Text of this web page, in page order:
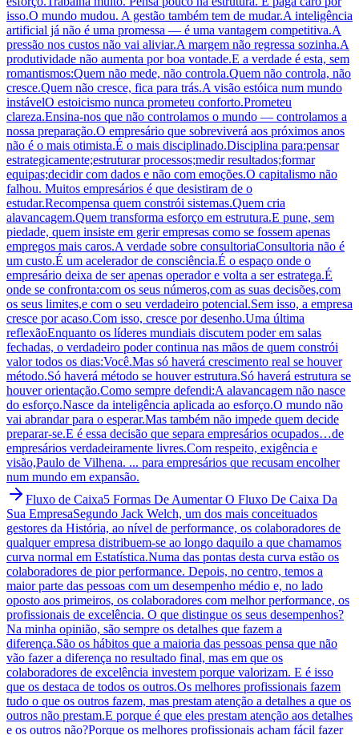
isso.O mundo mudou. A gestão também tem de mudar.A inteligência
artificial já não é uma promessa — é uma vantagem competitiva.A
pressão nos custos não vai aliviar.A margem não regressa sozinha.A
produtividade não aumenta por boa vontade.E a verdade é esta, sem
romantismos:Quem não mede, não controla.Quem não controla, não
cresce.Quem não cresce, fica para trás.A visão estóica num mundo
instávelO estoicismo nunca prometeu conforto.Prometeu
clareza.Ensina-nos que não controlamos o mundo — controlamos a
nossa preparação.O empresário que sobreviverá aos próximos anos
não é o mais otimista.É o mais disciplinado.Disciplina para:pensar
estrategicamente;estruturar processos;medir resultados;formar
equipas;decidir com dados e não com emoções.O capitalismo não
falhou. Muitos empresários é que desistiram de o
estudar.Recompensa quem constrói sistemas.Quem cria
alavancagem.Quem transforma esforço em estrutura.E pune, sem
piedade, quem insiste em gerir empresas como se fossem apenas
empregos mais caros.A verdade sobre consultoriaConsultoria não é
um custo.É um acelerador de consciência.É o espaço onde o
empresário deixa de ser apenas operador e volta a ser estratega.É
onde se confronta:com os seus números,com as suas decisões,com
os seus limites,e com o seu verdadeiro potencial.Sem isso, a empresa
cresce por acaso.Com isso, cresce por desenho.Uma última
reflexãoEnquanto os líderes mundiais discutem poder em salas
fechadas, o verdadeiro poder continua nas mãos de quem constrói
valor todos os dias:Você.Mas só haverá crescimento real se houver
método.Só haverá método se houver estrutura.Só haverá estrutura se
houver orientação.Como sempre defendi:A alavancagem não nasce
do esforço.Nasce da inteligência aplicada ao esforço.O mundo não
vai abrandar para o esperar.Mas também não impede quem decide
preparar-se.E é essa decisão que separa empresários ocupados…de
empresários verdadeiramente livres.Com respeito, exigência e
visão,Paulo de Vilhena. ... para empresários que recusam encolher
num mundo em expansão.
Fluxo de Caixa5 Formas De Aumentar O Fluxo De Caixa Da
Sua EmpresaSegundo Jack Welch, um dos mais conceituados
gestores da História, ao nível de performance, os colaboradores de
qualquer empresa distribuem-se ao longo daquilo a que chamamos
curva normal em Estatística.Numa das pontas desta curva estão os
colaboradores de pior performance. Depois, no centro, temos a
maior parte das pessoas com um desempenho médio e, no lado
oposto aos primeiros, os colaboradores com melhor performance, os
profissionais de excelência. O que distingue os seus desempenhos?
Na minha opinião, são sempre os detalhes que fazem a
diferença.São os hábitos que a maioria das pessoas pensa que não
vão fazer a diferença no resultado final, mas em que os
colaboradores de excelência investem porque valorizam. E é isso
que os destaca de todos os outros.Os melhores profissionais fazem
tudo o que os outros fazem, mas prestam atenção a detalhes a que os
outros não prestam.E porque é que eles prestam atenção aos detalhes
e os outros não?Porque os melhores profissionais acham fácil fazer